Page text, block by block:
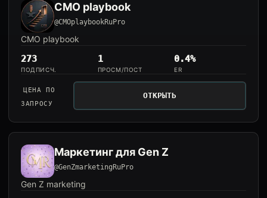
CMO playbook
@CMOplaybookRuPro
CMO playbook
273
ПОДПИСЧ.
1
ПРОСМ/ПОСТ
0.4%
ER
ЦЕНА ПО
ЗАПРОСУ
ОТКРЫТЬ
Маркетинг для Gen Z
@GenZmarketingRuPro
Gen Z marketing